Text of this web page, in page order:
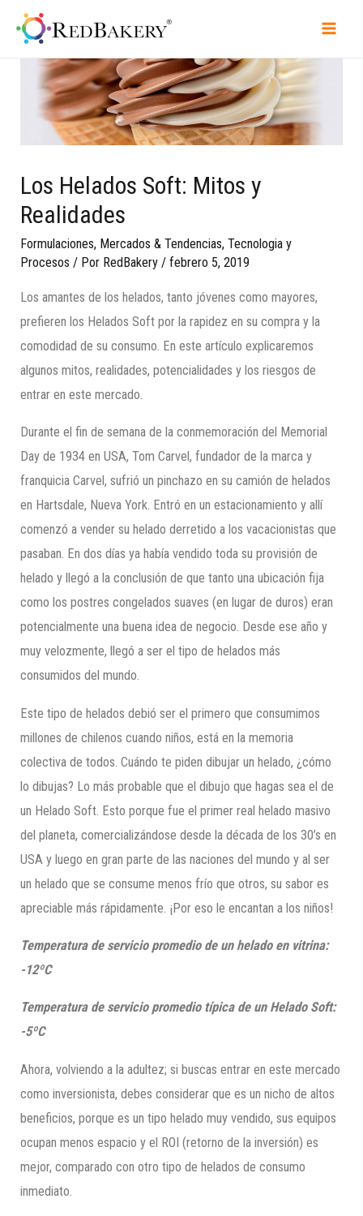
Los Helados Soft: Mitos y
Realidades
Formulaciones, Mercados & Tendencias,Tecnologia y
Procesos / Por RedBakery /febrero 5, 2019
Los amantes de los helados, tanto jóvenes como mayores,
prefieren los Helados Soft por la rapidez en su compra y la
comodidad de su consumo. En este artículo explicaremos
algunos mitos, realidades, potencialidades y los riesgos de
entrar en este mercado.
Durante el fin de semana de la conmemoración del Memorial
Day de 1934 en USA, Tom Carvel, fundador de la marca y
franquicia Carvel, sufrió un pinchazo en su camión de helados
en Hartsdale, Nueva York. Entró en un estacionamiento y allí
comenzó a vender su helado derretido a los vacacionistas que
pasaban. En dos días ya había vendido toda su provisión de
helado y llegó a la conclusión de que tanto una ubicación fija
como los postres congelados suaves (en lugar de duros) eran
potencialmente una buena idea de negocio. Desde ese año y
muy velozmente, llegó a ser el tipo de helados más
consumidos del mundo.
Este tipo de helados debió ser el primero que consumimos
millones de chilenos cuando niños, está en la memoria
colectiva de todos. Cuándo te piden dibujar un helado, ¿cómo
lo dibujas? Lo más probable que el dibujo que hagas sea el de
un Helado Soft. Esto porque fue el primer real helado masivo
del planeta, comercializándose desde la década de los 30’s en
USA y luego en gran parte de las naciones del mundo y al ser
un helado que se consume menos frío que otros, su sabor es
apreciable más rápidamente. ¡Por eso le encantan a los niños!
Temperatura de servicio promedio de un helado en vitrina:
-12ºC
Temperatura de servicio promedio típica de un Helado Soft:
-5ºC
Ahora, volviendo a la adultez; si buscas entrar en este mercado
como inversionista, debes considerar que es un nicho de altos
beneficios, porque es un tipo helado muy vendido, sus equipos
ocupan menos espacio y el ROI (retorno de la inversión) es
mejor, comparado con otro tipo de helados de consumo
inmediato.